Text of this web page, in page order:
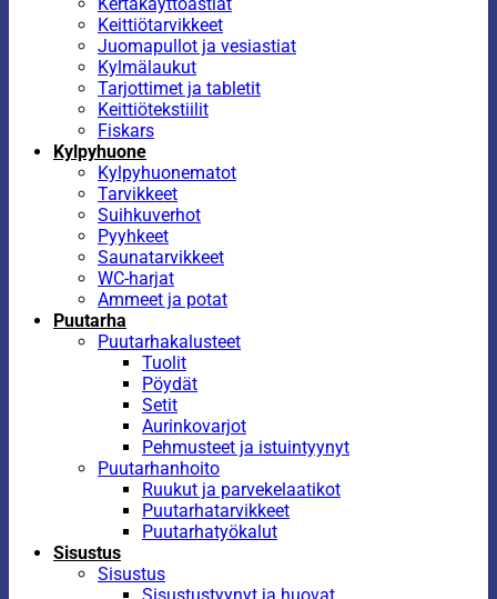
Keittiötarvikkeet
Juomapullot ja vesiastiat
Kylmälaukut
Tarjottimet ja tabletit
Keittiötekstiilit
Fiskars
Kylpyhuone
Kylpyhuonematot
Tarvikkeet
Suihkuverhot
Pyyhkeet
Saunatarvikkeet
WC-harjat
Ammeet ja potat
Puutarha
Puutarhakalusteet
Tuolit
Pöydät
Setit
Aurinkovarjot
Pehmusteet ja istuintyynyt
Puutarhanhoito
Ruukut ja parvekelaatikot
Puutarhatarvikkeet
Puutarhatyökalut
Sisustus
Sisustus